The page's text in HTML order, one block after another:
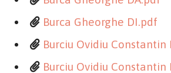
Burca Gheorghe DI.pdf
Burciu Ovidiu Constantin
Burciu Ovidiu Constantin